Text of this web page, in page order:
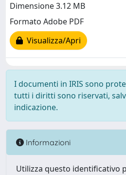
Dimensione 3.12 MB
Formato Adobe PDF
Visualizza/Apri
I documenti in IRIS sono
tutti i diritti sono riservati,
indicazione.
Informazioni
Utilizza questo identificativo